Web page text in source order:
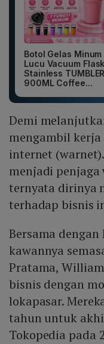
Botol Gelas Minum
Lucu Vacuum Flask
Stainless TUMBLER
900ML Coffee...
Demi
mengambil
internet
menjadi
ternyata dirinya
terhadap bisnis
Bersama
kawannya
Pratama,
bisnis dengan
lokapasar.
tahun untuk
Tokopedia pada